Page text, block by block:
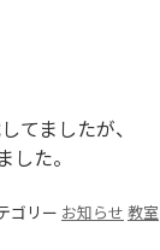
てましたが、
た。
ゴリー お知らせ 教室